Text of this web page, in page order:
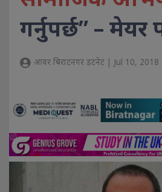
गर्नुपर्छ” – मेयर
आवर बिराटनगर डटनेट | Jul 10, 2018